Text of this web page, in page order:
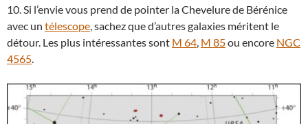
10. Si l’envie vous prend de pointer la Chevelure de Bérénice
avec un télescope , sachez que d’autres galaxies méritent le
détour. Les plus intéressantes sont M 64 M 85ou encore NGC
4565